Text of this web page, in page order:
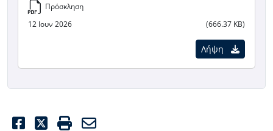
Πρόσκληση
12 Ιουν 2026
(666.37 KB)
Λήψη
Facebook
Twitter
Print